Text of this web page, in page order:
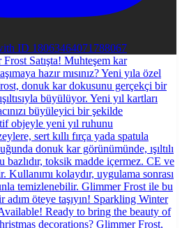
ID 18063464071788067